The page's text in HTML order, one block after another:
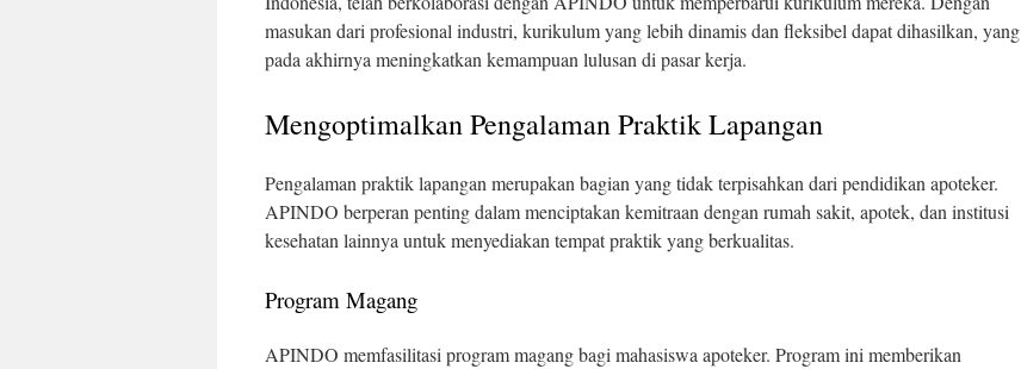
masukan dari profesional industri, kurikulum yang lebih dinamis dan fleksibel dapat dihasilkan, yang
pada akhirnya meningkatkan kemampuan lulusan di pasar kerja.
Mengoptimalkan Pengalaman Praktik Lapangan
Pengalaman praktik lapangan merupakan bagian yang tidak terpisahkan dari pendidikan apoteker.
APINDO berperan penting dalam menciptakan kemitraan dengan rumah sakit, apotek, dan institusi
kesehatan lainnya untuk menyediakan tempat praktik yang berkualitas.
Program Magang
APINDO memfasilitasi program magang bagi mahasiswa apoteker. Program ini memberikan